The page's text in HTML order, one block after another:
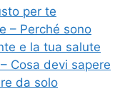
per te
– Perché sono
e la tua salute
Cosa devi sapere
da solo